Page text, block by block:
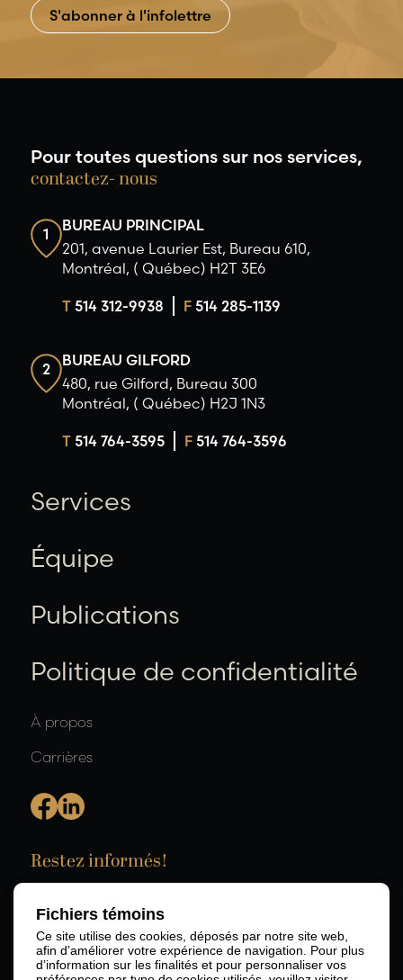
Pour toutes questions sur nos services,
contactez- nous
1
BUREAU PRINCIPAL
201, avenue Laurier Est, Bureau 610,
Montréal, ( Québec) H2T 3E6
T514 312-9938 F514 285-1139
2
BUREAU GILFORD
480, rue Gilford, Bureau 300
Montréal, ( Québec) H2J 1N3
T514 764-3595 F514 764-3596
Services
Équipe
Publications
Politique de confidentialité
À propos
Carrières
Restez informés!
Fichiers témoins
Ce site utilise des cookies, déposés par notre site web,
afin d’améliorer votre expérience de navigation. Pour plus
d’information sur les finalités et pour personnaliser vos